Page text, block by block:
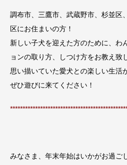
調布市、三鷹市、武蔵野市、杉並区
区にお住まいの方！
新しい子犬を迎えた方のために、わ
ョンの取り方、しつけ方をお教え致
思い描いていた愛犬との楽しい生
ぜひ遊びに来てください！
みなさま、年末年始はいかがお過ご